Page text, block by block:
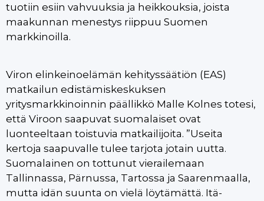
tuotiin esiin vahvuuksia ja heikkouksia, joista
maakunnan menestys riippuu Suomen
markkinoilla.
Viron elinkeinoelämän kehityssäätiön (EAS)
matkailun edistämiskeskuksen
yritysmarkkinoinnin päällikkö Malle Kolnes totesi,
että Viroon saapuvat suomalaiset ovat
luonteeltaan toistuvia matkailijoita. ”Useita
kertoja saapuvalle tulee tarjota jotain uutta.
Suomalainen on tottunut vierailemaan
Tallinnassa, Pärnussa, Tartossa ja Saarenmaalla,
mutta idän suunta on vielä löytämättä. Itä-